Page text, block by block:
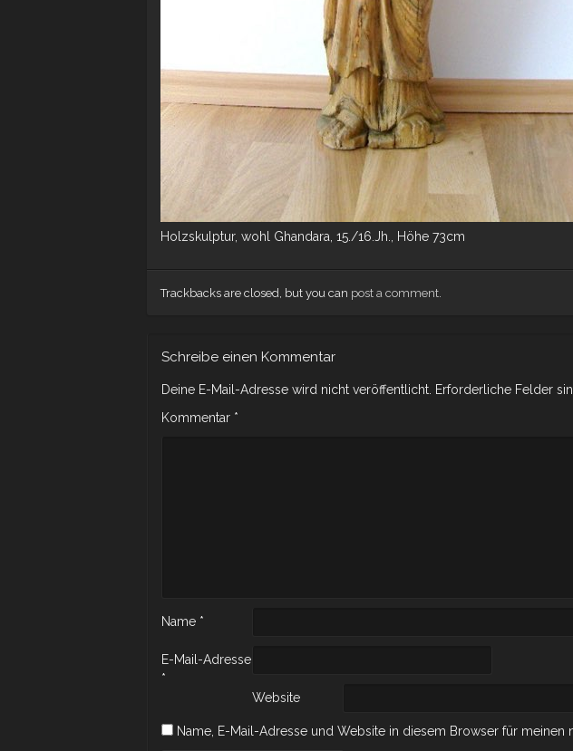
Holzskulptur, wohl Ghandara, 15./16.Jh., Höhe 73cm
Trackbacks are closed, but you can post a comment.
Schreibe einen Kommentar
Deine E-Mail-Adresse wird nicht veröffentlicht. Erforderliche Felder
Kommentar *
Name *
E-Mail-Adresse
*
Website
Name, E-Mail-Adresse und Website in diesem Browser für meinen